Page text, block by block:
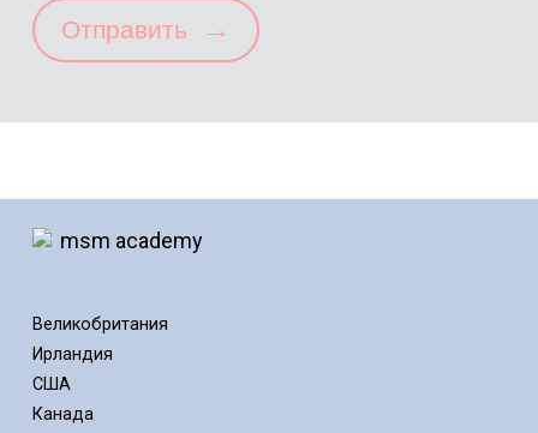
Отправить →
Великобритания
Ирландия
США
Канада